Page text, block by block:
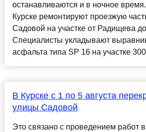
останавливаются и в ночное
Курске ремонтируют проезжую
Садовой на участке от Радищева
Специалисты укладывают
асфальта типа SP 16 на участке
В Курске с 1 по 5 августа
улицы Садовой
Это связано с проведением работ